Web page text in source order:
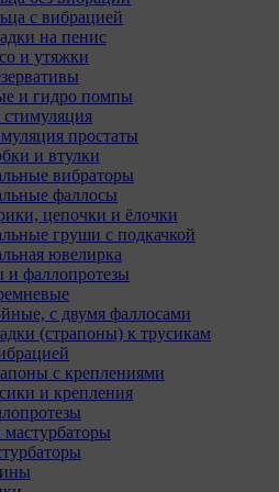
с вибрацией
на пенис
и утяжки
и гидро помпы
простаты
и втулки
вибраторы
фаллосы
цепочки и ёлочки
груши с подкачкой
ювелирка
и фаллопротезы
с двумя фаллосами
(страпоны) к трусикам
с креплениями
и крепления
куки, языковой
некорректно
версии страниц.
файлов cookie не
пользователей
и наименее популярные
меры по совершенствованию
предпочтений пользователей.
cookie на сайте
данных могут принять или
некоторых файлов cookie в
позволяют посещать
«Инкогнито», чтобы
компьютере объем
удалять сессионные
субъект персональных
сохраненные файлов
опцию в истории
управления можно